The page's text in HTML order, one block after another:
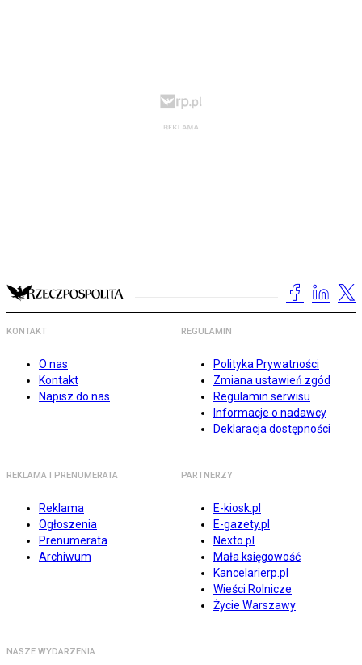
KONTAKT
O nas
Kontakt
Napisz do nas
REGULAMIN
Polityka Prywatności
Zmiana ustawień zgód
Regulamin serwisu
Informacje o nadawcy
Deklaracja dostępności
REKLAMA I PRENUMERATA
Reklama
Ogłoszenia
Prenumerata
Archiwum
PARTNERZY
E-kiosk.pl
E-gazety.pl
Nexto.pl
Mała księgowość
Kancelarierp.pl
Wieści Rolnicze
Życie Warszawy
NASZE WYDARZENIA